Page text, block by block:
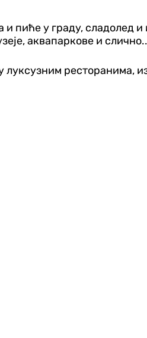
пиће у граду, сладолед
аквапаркове и
ресторанима,